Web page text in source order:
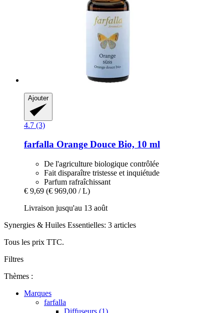
Ajouter
4.7 (3)
farfalla Orange Douce Bio, 10 ml
De l'agriculture biologique contrôlée
Fait disparaître tristesse et inquiétude
Parfum rafraîchissant
€ 9,69 (€ 969,00 / L)
Livraison jusqu'au 13 août
Synergies & Huiles Essentielles: 3 articles
Tous les prix TTC.
Filtres
Thèmes :
Marques
farfalla